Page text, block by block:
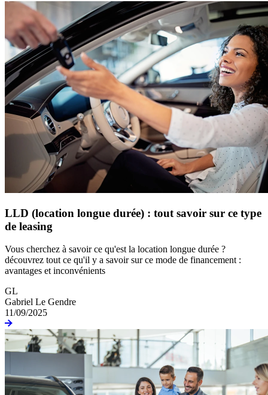
LLD (location longue durée) : tout savoir sur ce type
de leasing
Vous cherchez à savoir ce qu'est la location longue durée ?
découvrez tout ce qu'il y a savoir sur ce mode de financement :
avantages et inconvénients
GL
Gabriel Le Gendre
11/09/2025